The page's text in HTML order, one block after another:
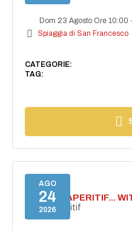
Dom 23 Agosto Ore 10:00
Spiaggia di San Francesco
CATEGORIE:
TAG:
AGO
24
2026
SECRET APERITIF...
Secret aperitif